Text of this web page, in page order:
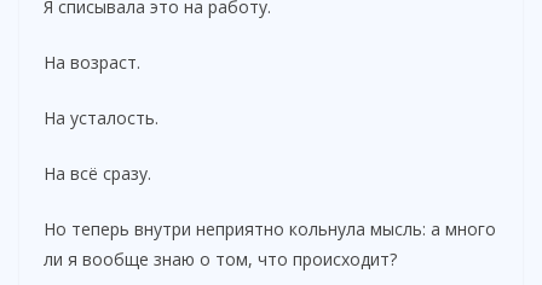
Я списывала это на работу.
На возраст.
На усталость.
На всё сразу.
Но теперь внутри неприятно кольнула мысль: а много
ли я вообще знаю о том, что происходит?